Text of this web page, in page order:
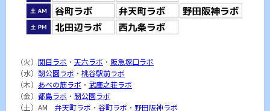
（火） 関目ラボ ・ 天六ラボ ・ 阪急塚口ラボ
（水） 靭公園ラボ ・ 桃谷駅前ラボ
（木） あべの筋ラボ ・ 武庫之荘ラボ
（金） 都島ラボ ・ 靭公園ラボ
（土）AM 弁天町ラボ ・ 谷町ラボ ・ 野田阪神ラボ